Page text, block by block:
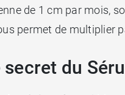
de 1 cm par mois,
permet de multiplier
secret du